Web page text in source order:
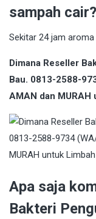
sampah cair?
Sekitar 24 jam
Dimana Reseller
Bau. 0813-2588-
AMAN dan MURAH
Apa saja
Bakteri